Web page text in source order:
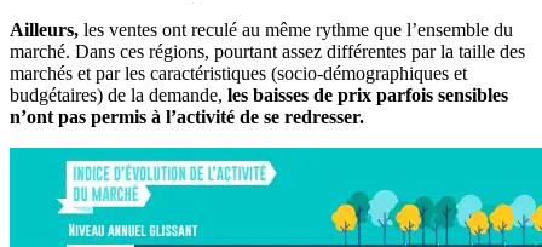
Ailleurs, les ventes ont reculé au même rythme que l’ensemble du
marché. Dans ces régions, pourtant assez différentes par la taille des
marchés et par les caractéristiques (socio-démographiques et
budgétaires) de la demande, les baisses de prix parfois sensibles
n’ont pas permis à l’activité de se redresser.